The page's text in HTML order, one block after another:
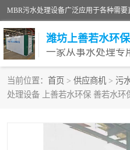
潍坊上善若水环
一家从事水处理专
当前位置： 首页 > 供应商机 > 污
处理设备 上善若水环保 善若水环
污水处理设备
生活污水处理设备